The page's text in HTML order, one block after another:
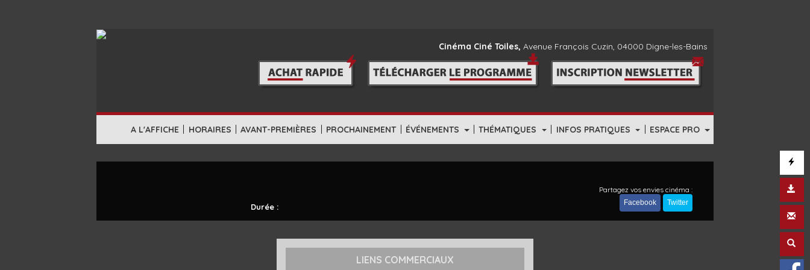
A L'AFFICHE | HORAIRES | AVANT-PREMIÈRES | PROCHAINEMENT | ÉVÉNEMENTS | THÉMATIQUES | INFOS PRATIQUES | ESPACE PRO
Cinéma Ciné Toiles, Avenue François Cuzin, 04000 Digne-les-Bains
Durée :
Partagez vos envies cinéma :
Facebook Twitter
LIENS COMMERCIAUX